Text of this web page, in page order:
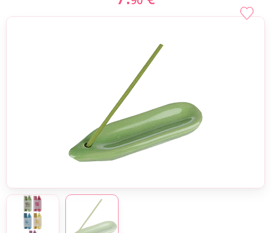
Payez votre commande en 4X sans frais